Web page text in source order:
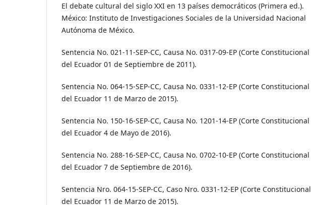
El debate cultural del siglo XXI en 13 países democráticos (Primera ed.).
México: Instituto de Investigaciones Sociales de la Universidad Nacional
Autónoma de México.
Sentencia No. 021-11-SEP-CC, Causa No. 0317-09-EP (Corte Constitucional
del Ecuador 01 de Septiembre de 2011).
Sentencia No. 064-15-SEP-CC, Causa No. 0331-12-EP (Corte Constitucional
del Ecuador 11 de Marzo de 2015).
Sentencia No. 150-16-SEP-CC, Causa No. 1201-14-EP (Corte Constitucional
del Ecuador 4 de Mayo de 2016).
Sentencia No. 288-16-SEP-CC, Causa No. 0702-10-EP (Corte Constitucional
del Ecuador 7 de Septiembre de 2016).
Sentencia Nro. 064-15-SEP-CC, Caso Nro. 0331-12-EP (Corte Constitucional
del Ecuador 11 de Marzo de 2015).